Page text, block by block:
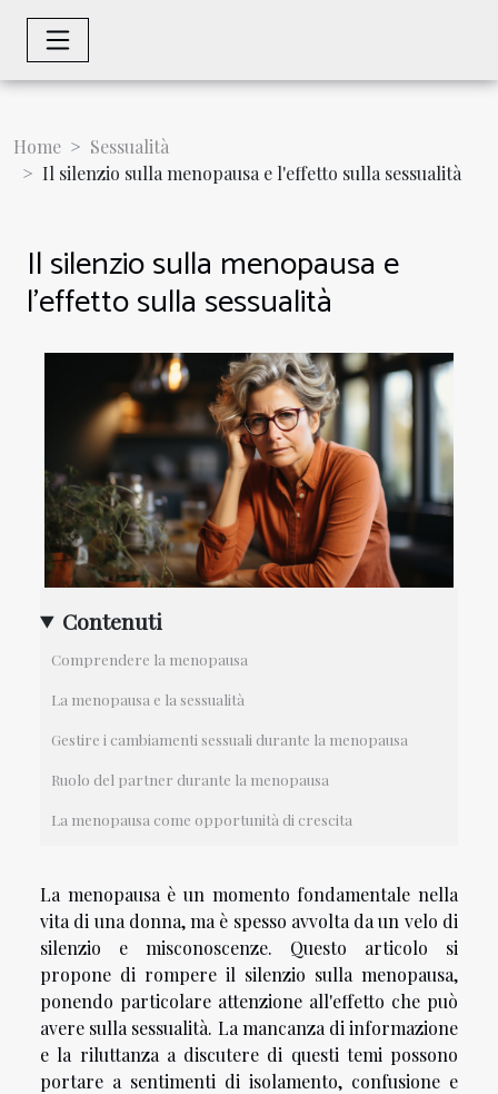
Home
Sessualità
Il silenzio sulla menopausa e l'effetto sulla sessualità
Il silenzio sulla menopausa e
l'effetto sulla sessualità
Contenuti
Comprendere la menopausa
La menopausa e la sessualità
Gestire i cambiamenti sessuali durante la menopausa
Ruolo del partner durante la menopausa
La menopausa come opportunità di crescita
La menopausa è un momento fondamentale nella
vita di una donna, ma è spesso avvolta da un velo di
silenzio e misconoscenze. Questo articolo si
propone di rompere il silenzio sulla menopausa,
ponendo particolare attenzione all'effetto che può
avere sulla sessualità. La mancanza di informazione
e la riluttanza a discutere di questi temi possono
portare a sentimenti di isolamento, confusione e